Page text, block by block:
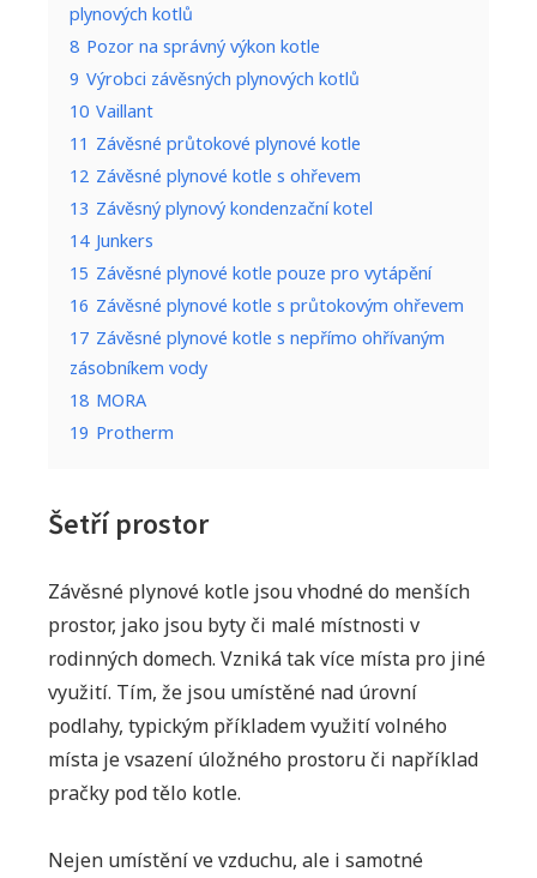
plynových kotlů
8 Pozor na správný výkon kotle
9 Výrobci závěsných plynových kotlů
10 Vaillant
11 Závěsné průtokové plynové kotle
12 Závěsné plynové kotle s ohřevem
13 Závěsný plynový kondenzační kotel
14 Junkers
15 Závěsné plynové kotle pouze pro vytápění
16 Závěsné plynové kotle s průtokovým ohřevem
17 Závěsné plynové kotle s nepřímo ohřívaným
zásobníkem vody
18 MORA
19 Protherm
Šetří prostor
Závěsné plynové kotle jsou vhodné do menších
prostor, jako jsou byty či malé místnosti v
rodinných domech. Vzniká tak více místa pro jiné
využití. Tím, že jsou umístěné nad úrovní
podlahy, typickým příkladem využití volného
místa je vsazení úložného prostoru či například
pračky pod tělo kotle.
Nejen umístění ve vzduchu, ale i samotné